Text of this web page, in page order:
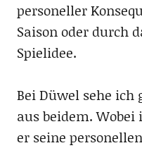
personeller
Saison oder durch
Spielidee.
Bei Düwel sehe ich
aus beidem. Wobei
er seine